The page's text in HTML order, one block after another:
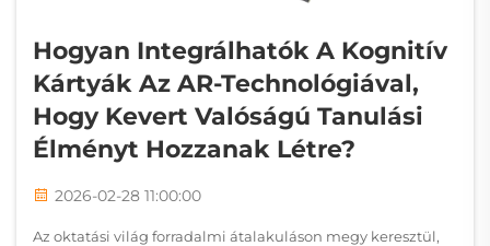
Hogyan Integrálhatók A Kognitív
Kártyák Az AR-Technológiával,
Hogy Kevert Valóságú Tanulási
Élményt Hozzanak Létre?
2026-02-28 11:00:00
Az oktatási világ forradalmi átalakuláson megy keresztül,